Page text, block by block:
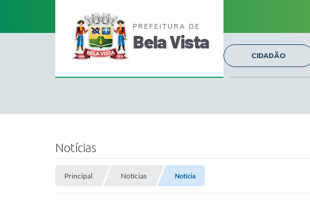
CIDADÃO
Notícias
Principal Notícias Notícia